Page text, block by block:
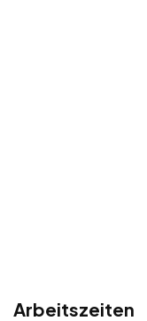
Arbeitszeiten